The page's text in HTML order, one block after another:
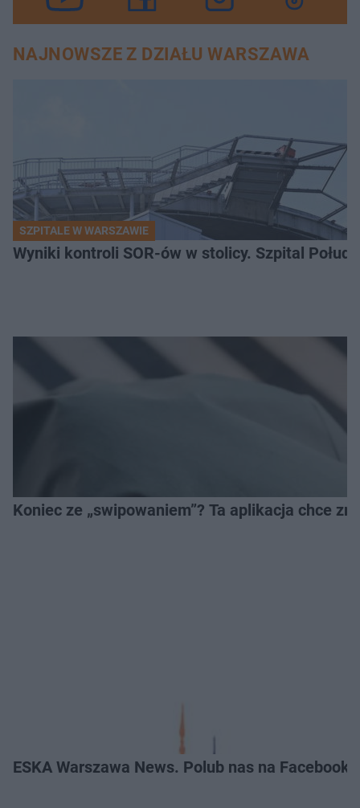
NAJNOWSZE Z DZIAŁU WARSZAWA
SZPITALE W WARSZAWIE
Wyniki kontroli SOR-ów w stolicy. Szpital
Koniec ze „swipowaniem”? Ta aplikacja chce
ESKA Warszawa News. Polub nas na